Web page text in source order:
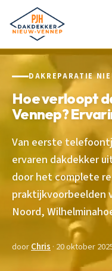
DAKREPARATIE
Hoe verloopt
Vennep?
Van eerste
ervaren dakdekker
door het complete
praktijkvoorbeelden
Noord,
doorChris · 20 oktober